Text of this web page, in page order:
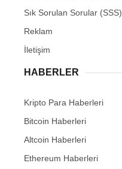
Sık Sorulan Sorular (SSS)
Reklam
İletişim
HABERLER
Kripto Para Haberleri
Bitcoin Haberleri
Altcoin Haberleri
Ethereum Haberleri